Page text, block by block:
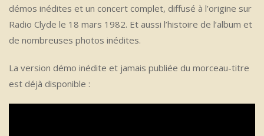
démos inédites et un concert complet, diffusé à l’origine sur
Radio Clyde le 18 mars 1982. Et aussi l’histoire de l’album et
de nombreuses photos inédites.
La version démo inédite et jamais publiée du morceau-titre
est déjà disponible :